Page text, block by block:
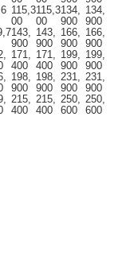
115,3
00
115,3
00
134,
900
134,
900
143,
900
143,
900
166,
900
166,
900
171,
400
171,
400
199,
900
199,
900
198,
900
198,
900
231,
900
231,
900
215,
400
215,
400
250,
600
250,
600